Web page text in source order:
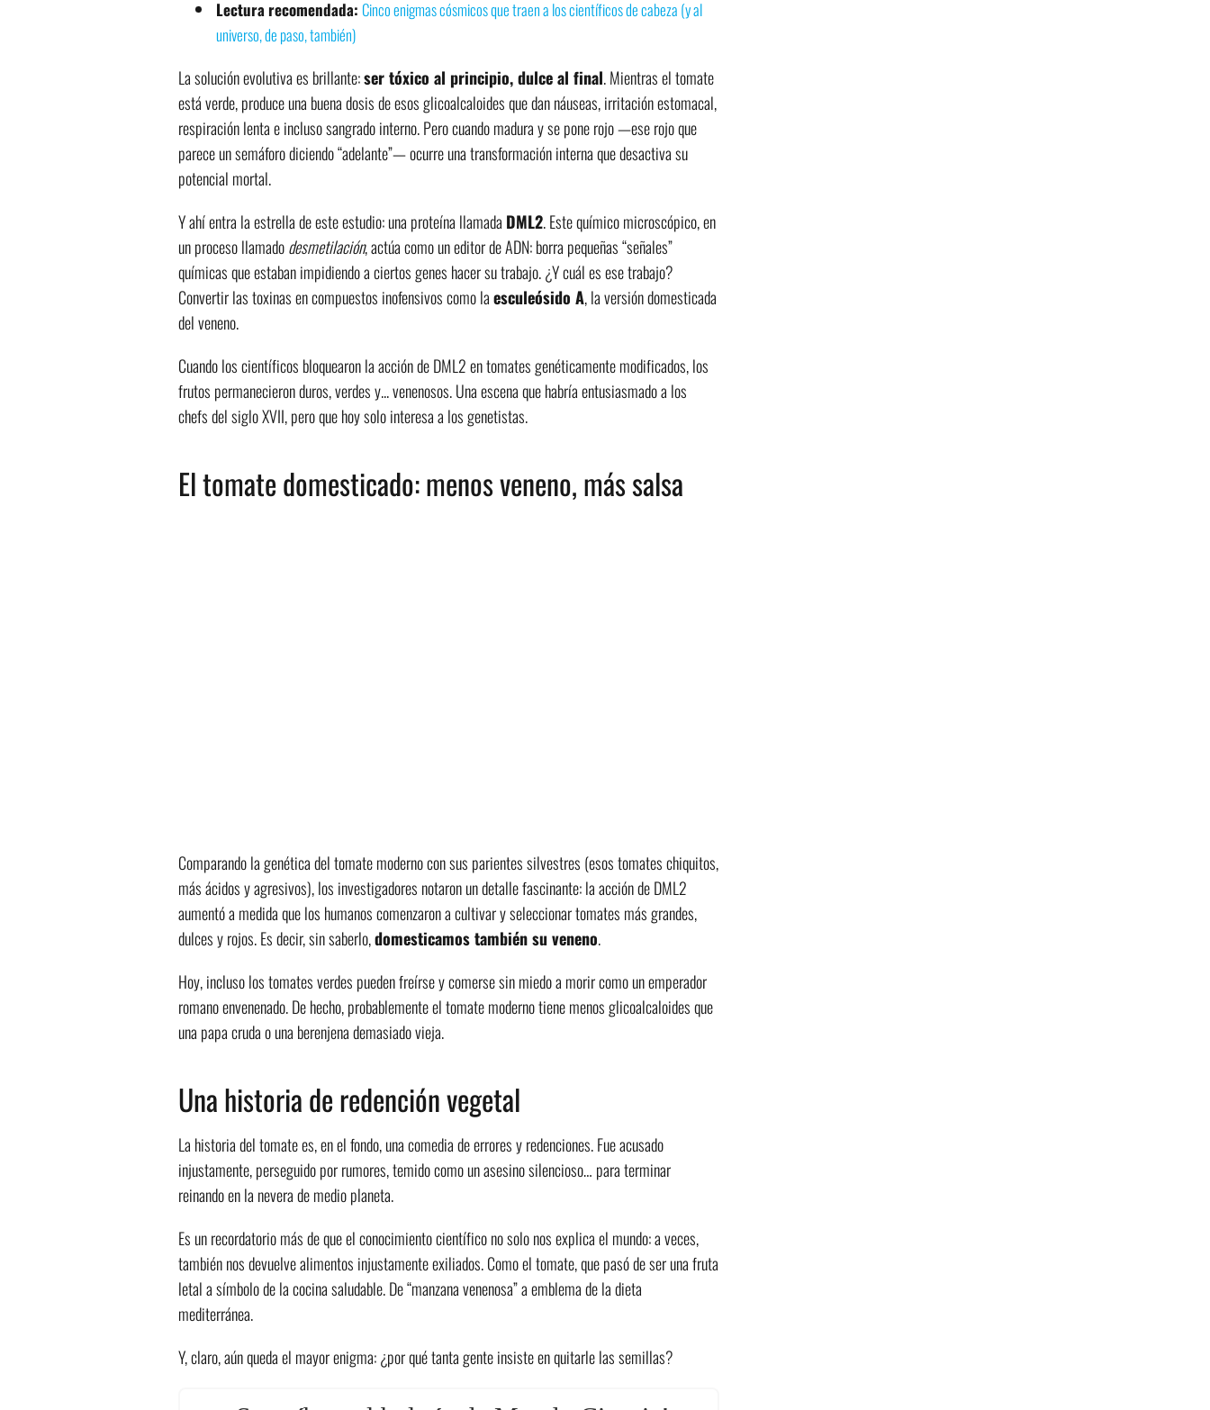
Lectura recomendada: Cinco enigmas cósmicos que traen a los científicos de cabeza (y al
universo, de paso, también)
La solución evolutiva es brillante:ser tóxico al principio, dulce al final. Mientras el tomate
está verde, produce una buena dosis de esos glicoalcaloides que dan náuseas, irritación estomacal,
respiración lenta e incluso sangrado interno. Pero cuando madura y se pone rojo —ese rojo que
parece un semáforo diciendo “adelante”— ocurre una transformación interna que desactiva su
potencial mortal.
Y ahí entra la estrella de este estudio: una proteína llamada DML2. Este químico microscópico, en
un proceso llamadodesmetilación, actúa como un editor de ADN: borra pequeñas “señales”
químicas que estaban impidiendo a ciertos genes hacer su trabajo. ¿Y cuál es ese trabajo?
Convertir las toxinas en compuestos inofensivos como laesculeósido A, la versión domesticada
del veneno.
Cuando los científicos bloquearon la acción de DML2 en tomates genéticamente modificados, los
frutos permanecieron duros, verdes y... venenosos. Una escena que habría entusiasmado a los
chefs del siglo XVII, pero que hoy solo interesa a los genetistas.
El tomate domesticado: menos veneno, más salsa
Comparando la genética del tomate moderno con sus parientes silvestres (esos tomates chiquitos,
más ácidos y agresivos), los investigadores notaron un detalle fascinante: la acción de DML2
aumentó a medida que los humanos comenzaron a cultivar y seleccionar tomates más grandes,
dulces y rojos. Es decir, sin saberlo,domesticamos también su veneno.
Hoy, incluso los tomates verdes pueden freírse y comerse sin miedo a morir como un emperador
romano envenenado. De hecho, probablemente el tomate moderno tiene menos glicoalcaloides que
una papa cruda o una berenjena demasiado vieja.
Una historia de redención vegetal
La historia del tomate es, en el fondo, una comedia de errores y redenciones. Fue acusado
injustamente, perseguido por rumores, temido como un asesino silencioso… para terminar
reinando en la nevera de medio planeta.
Es un recordatorio más de que el conocimiento científico no solo nos explica el mundo: a veces,
también nos devuelve alimentos injustamente exiliados. Como el tomate, que pasó de ser una fruta
letal a símbolo de la cocina saludable. De “manzana venenosa” a emblema de la dieta
mediterránea.
Y, claro, aún queda el mayor enigma: ¿por qué tanta gente insiste en quitarle las semillas?